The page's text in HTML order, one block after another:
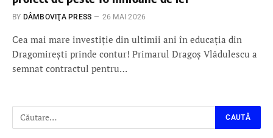
BY DÂMBOVIŢA PRESS 26 MAI 2026
Cea mai mare investiție din ultimii ani în educația din
Dragomirești prinde contur! Primarul Dragoș Vlădulescu a
semnat contractul pentru…